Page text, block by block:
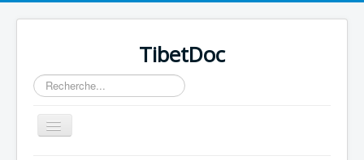
TibetDoc
Rechercher
Basculer
la